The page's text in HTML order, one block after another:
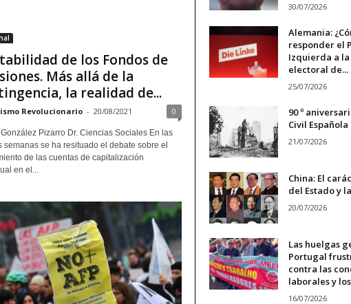
de los Fondos de
Más allá de la
la realidad de...
Revolucionario - 20/08/2021 0
González Pizarro Dr. Ciencias Sociales En las
semanas se ha resituado el debate sobre el
de las cuentas de capitalización
en el...
30/07/2026
Alemania:
responder el
Izquierda a
electoral de...
25/07/2026
90 º
Civil Española
21/07/2026
China: El
del Estado y
20/07/2026
Las huelgas
Portugal
contra las
laborales y
16/07/2026